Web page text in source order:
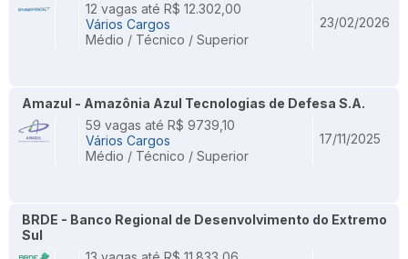
12 vagas até R$ 12.302,00
Vários Cargos
Médio / Técnico / Superior
23/02/2026
Amazul - Amazônia Azul Tecnologias de Defesa S.A.
59 vagas até R$ 9739,10
Vários Cargos
Médio / Técnico / Superior
17/11/2025
BRDE - Banco Regional de Desenvolvimento do Extremo
Sul